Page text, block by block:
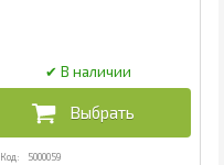
5000059